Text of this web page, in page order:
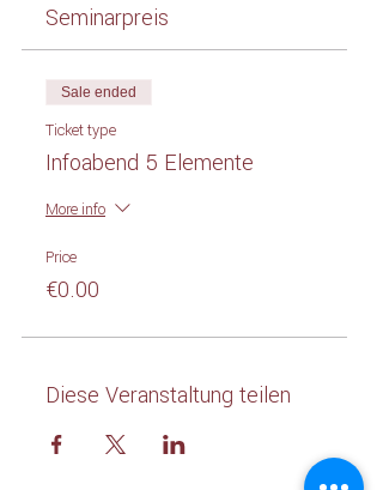
Seminarpreis
Sale ended
Ticket type
Infoabend 5 Elemente
More info
Price
€0.00
Diese Veranstaltung teilen